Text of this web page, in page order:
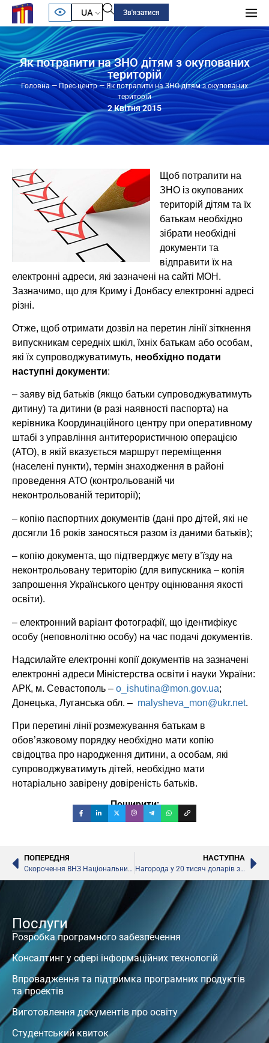
UA Зв'язатися
Як потрапити на ЗНО дітям з окупованих
територій
Головна— Прес-центр—Як потрапити на ЗНО дітям з окупованих
територій
2 Квітня 2015
Щоб потрапити на
ЗНО із окупованих
територій дітям та їх
батькам необхідно
зібрати необхідні
документи та
відправити їх на
електронні адреси, які зазначені на сайті МОН.
Зазначимо, що для Криму і Донбасу електронні адресі
різні.
Отже, щоб отримати дозвіл на перетин лінії зіткнення
випускникам середніх шкіл, їхніх батькам або особам,
які їх супроводжуватимуть, необхідно подати
наступні документи:
– заяву від батьків (якщо батьки супроводжуватимуть
дитину) та дитини (в разі наявності паспорта) на
керівника Координаційного центру при оперативному
штабі з управління антитерористичною операцією
(АТО), в якій вказується маршрут переміщення
(населені пункти), термін знаходження в районі
проведення АТО (контрольованій чи
неконтрольованій території);
– копію паспортних документів (дані про дітей, які не
досягли 16 років заносяться разом із даними батьків);
– копію документа, що підтверджує мету в’їзду на
неконтрольовану територію (для випускника – копія
запрошення Українського центру оцінювання якості
освіти).
– електронний варіант фотографії, що ідентифікує
особу (неповнолітню особу) на час подачі документів.
Надсилайте електронні копії документів на зазначені
електронні адреси Міністерства освіти і науки України:
АРК, м. Севастополь – o_ishutina@mon.gov.ua;
Донецька, Луганська обл. – malysheva_mon@ukr.net.
При перетині лінії розмежування батькам в
обов’язковому порядку необхідно мати копію
свідоцтва про народження дитини, а особам, які
супроводжуватимуть дітей, необхідно мати
нотаріально завірену довіреність батьків.
Поширити:
ПОПЕРЕДНЯ
Скорочення ВНЗ Національним агентством із забезпечення якості вищої освіти, – прогноз Сергія Квіта
НАСТУПНА
Нагорода у 20 тисяч доларів за вчительській талант
Послуги
Розробка програмного забезпечення
Консалтинг у сфері інформаційних технологій
Впровадження та підтримка програмних продуктів
та проектів
Виготовлення документів про освіту
Студентський квиток